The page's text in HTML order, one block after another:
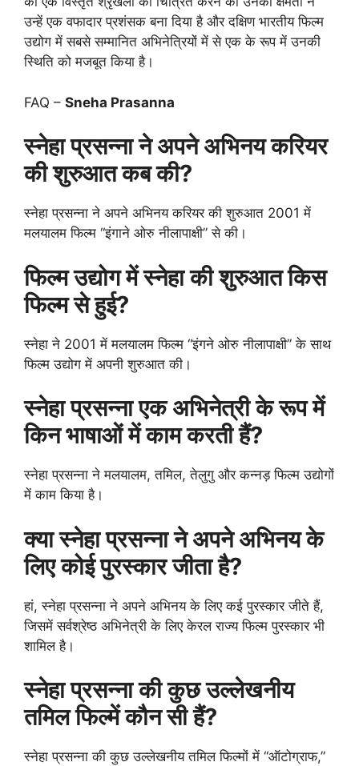
उन्हें एक वफादार प्रशंसक बना दिया है और दक्षिण भारतीय फिल्म
उद्योग में सबसे सम्मानित अभिनेत्रियों में से एक के रूप में उनकी
स्थिति को मजबूत किया है।
FAQ – Sneha Prasanna
स्नेहा प्रसन्ना ने अपने अभिनय करियर
की शुरुआत कब की?
स्नेहा प्रसन्ना ने अपने अभिनय करियर की शुरुआत 2001 में
मलयालम फिल्म “इंगाने ओरु नीलापाक्षी” से की।
फिल्म उद्योग में स्नेहा की शुरुआत किस
फिल्म से हुई?
स्नेहा ने 2001 में मलयालम फिल्म “इंगने ओरु नीलापाक्षी” के साथ
फिल्म उद्योग में अपनी शुरुआत की।
स्नेहा प्रसन्ना एक अभिनेत्री के रूप में
किन भाषाओं में काम करती हैं?
स्नेहा प्रसन्ना ने मलयालम, तमिल, तेलुगु और कन्नड़ फिल्म उद्योगों
में काम किया है।
क्या स्नेहा प्रसन्ना ने अपने अभिनय के
लिए कोई पुरस्कार जीता है?
हां, स्नेहा प्रसन्ना ने अपने अभिनय के लिए कई पुरस्कार जीते हैं,
जिसमें सर्वश्रेष्ठ अभिनेत्री के लिए केरल राज्य फिल्म पुरस्कार भी
शामिल है।
स्नेहा प्रसन्ना की कुछ उल्लेखनीय
तमिल फिल्में कौन सी हैं?
स्नेहा प्रसन्ना की कुछ उल्लेखनीय तमिल फिल्मों में “ऑटोग्राफ,”